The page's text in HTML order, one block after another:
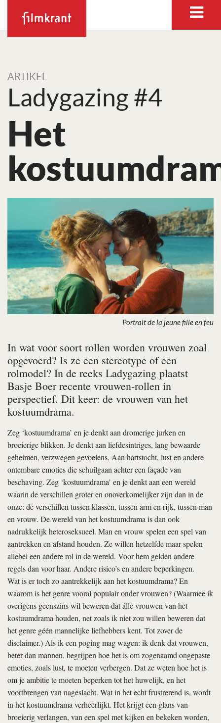
ARTIKEL
Ladygazing #4
Het
Portrait de la jeune fille en feu
In wat voor soort rollen worden vrouwen zoal
opgevoerd? Is ze een stereotype of een
rolmodel? In de reeks Ladygazing plaatst
Basje Boer recente vrouwen-rollen in
perspectief. Dit keer: de vrouwen van het
kostuumdrama.
Zeg ‘kostuumdrama’ en je denkt aan dromerige jurken en
broeierige blikken. Je denkt aan liefdesintriges, lang bewaarde
geheimen, verzwegen gevoelens. Aan hartstocht, lust en andere
ontembare emoties die schuilgaan achter een façade van
beschaving. Zeg ‘kostuumdrama’ en je denkt aan een wereld
waarin de verschillen groter en onoverkomelijker zijn dan in de
onze: de verschillen tussen klassen, tussen arm en rijk, tussen man
en vrouw. De wereld van het kostuumdrama is dan ook
nadrukkelijk heteroseksueel. Man en vrouw spelen een spel van
aantrekken en afstand houden. Ze willen hetzelfde maar spelen
allebei een andere rol in de wereld. Voor hem gelden andere
regels dan voor haar. Andere risico’s en andere beperkingen.
Wat is er toch zo aantrekkelijk aan het kostuumdrama? En
waarom is het genre vooral populair onder vrouwen? (Waarmee ik
overigens geenszins wil beweren dat álle vrouwen van het
kostuumdrama houden, net zoals ik niet zou willen beweren dat
het genre géén mannelijke liefhebbers kent. Tot zover de
disclaimer.) Als ik een poging mag wagen: ik denk dat vrouwen,
beter dan mannen, begrijpen hoe het is om zogenaamd ongepaste
emoties, zoals lust, te moeten verbergen. Dat ze weten hoe het is
om je ambitie te moeten beperken tot het huwelijk, en het
voortbrengen van nageslacht. Wat in het echt frustrerend is, wordt
in het kostuumdrama verheerlijkt. Het krijgt een glans van
broeierig verlangen, van een spel met kijken en bekeken worden,